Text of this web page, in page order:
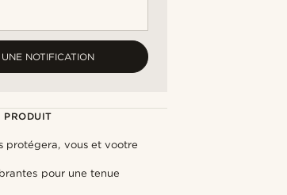
NOTIFICATION
PRODUIT
protégera, vous et vootre
pour une tenue